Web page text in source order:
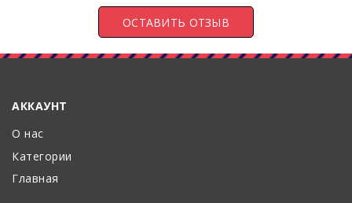
АККАУНТ
О нас
Категории
Главная